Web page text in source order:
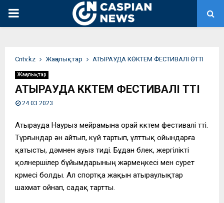
PRIMARY
Сntv.kz Жаңалықтар АТЫРАУДА КӨКТЕМ ФЕСТИВАЛІ ӨТТІ
Жаңалықтар
АТЫРАУДА КӨКТЕМ ФЕСТИВАЛІ ӨТТІ
24.03.2023
Атырауда Наурыз мейрамына орай көктем фестивалі өтті.
Тұрғындар ән айтып, күй тартып, ұлттық ойындарға
қатысты, дәмнен ауыз тиді. Бұдан бөлек, жергілікті
қолөнершілер бұйымдарының жәрмеңкесі мен сурет
көрмесі болды. Ал спортқа жақын атыраулықтар
шахмат ойнап, садақ тартты.